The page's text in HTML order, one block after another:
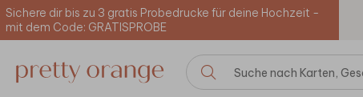
Sichere dir bis zu 3 gratis Probedrucke für deine Hochzeit -
mit dem Code: GRATISPROBE